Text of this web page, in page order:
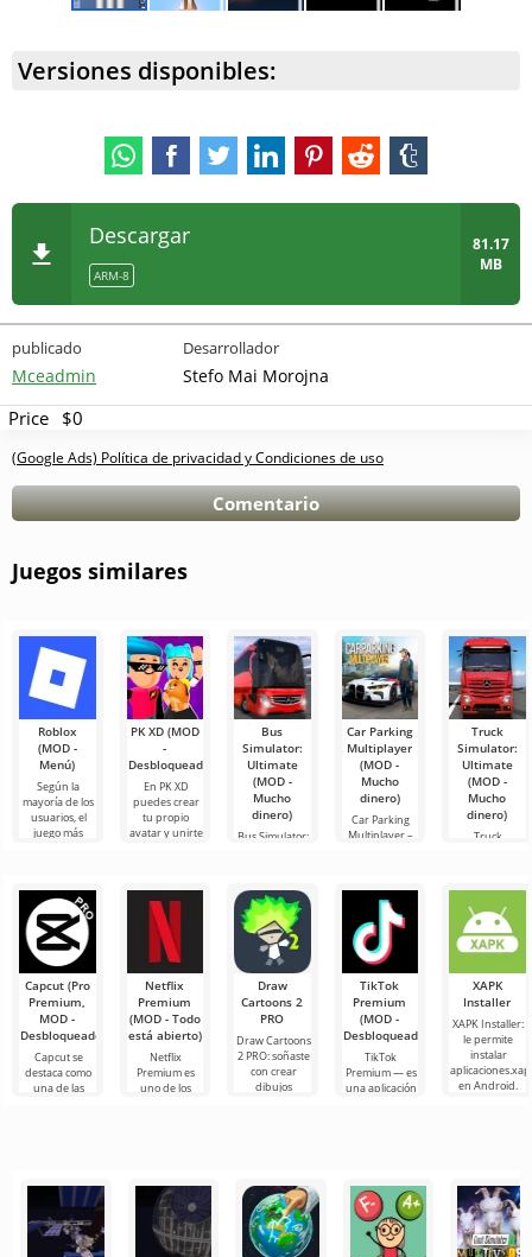
Versiones disponibles:
Descargar
ARM-8
81.17
MB
publicado
Mceadmin
Desarrollador
Stefo Mai Morojna
Price $0
(Google Ads) Política de privacidad y Condiciones de uso
Comentario
Juegos similares
Roblox
(MOD -
Menú)
Según la
mayoría de los
usuarios, el
juego más
Este
PK XD (MOD
-
Desbloqueado)
En PK XD
puedes crear
tu propio
avatar y unirte
Los gráficos
Bus
Simulator:
Ultimate
(MOD -
Mucho
dinero)
Bus Simulator:
para Android
que ofrece
infinitas
Car Parking
Multiplayer
(MOD -
Mucho
dinero)
Car Parking
Multiplayer –
donde los
jugadores
asumen el
papel de
Truck
Simulator:
Ultimate
(MOD -
Mucho
dinero)
Truck
simulador de
transporte de
mercancías y
Capcut (Pro
Premium,
MOD -
Desbloqueado)
Capcut se
destaca como
una de las
Netflix
Premium
(MOD - Todo
está abierto)
Netflix
Premium es
uno de los
Draw
Cartoons 2
PRO
Draw Cartoons
2 PRO: soñaste
con crear
dibujos
TikTok
Premium
(MOD -
Desbloqueado)
TikTok
Premium — es
una aplicación
XAPK
Installer
XAPK Installer:
le permite
instalar
en Android.